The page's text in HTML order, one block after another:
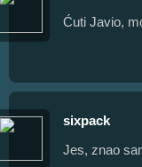
Ćuti Javio,
sixpack
Jes, znao